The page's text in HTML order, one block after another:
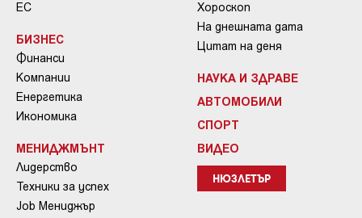
ЕС
БИЗНЕС
Финанси
Компании
Енергетика
Икономика
МЕНИДЖМЪНТ
Лидерство
Техники за успех
Job Мениджър
Хороскоп
На днешната дата
Цитат на деня
НАУКА И ЗДРАВЕ
АВТОМОБИЛИ
СПОРТ
ВИДЕО
НЮЗЛЕТЪР